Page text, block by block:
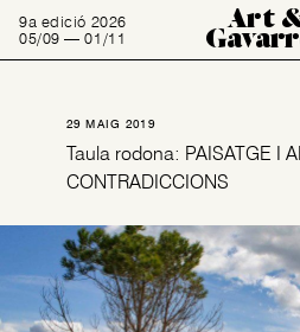
9a edició 2026
05/09 — 01/11
Art
29 MAIG 2019
Taula rodona: PAISATGE I
CONTRADICCIONS